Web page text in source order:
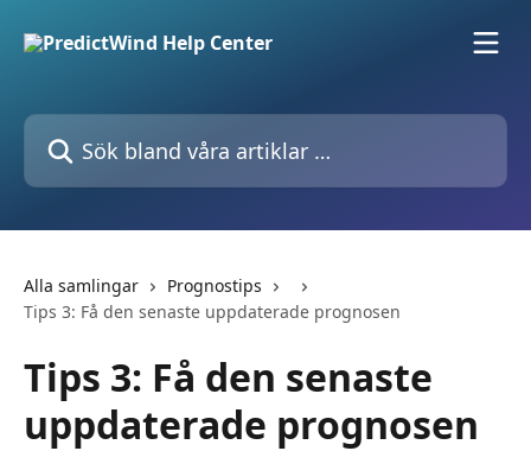
Sök bland våra artiklar …
Alla samlingar
Prognostips
Tips 3: Få den senaste uppdaterade prognosen
Tips 3: Få den senaste
uppdaterade prognosen